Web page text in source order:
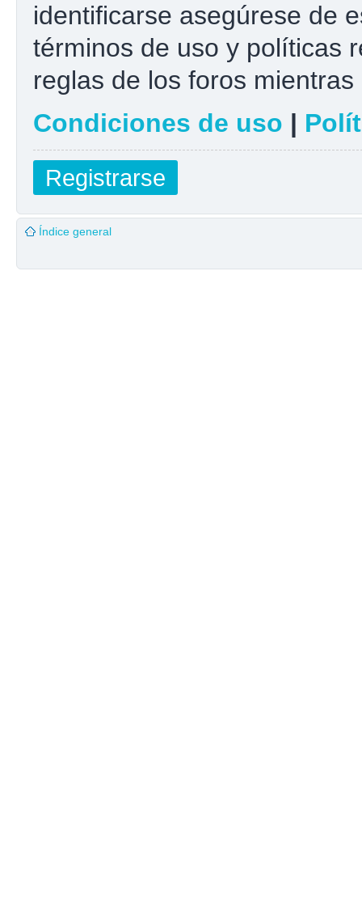
identificarse asegúrese de
términos de uso y políticas
reglas de los foros
Condiciones de uso |
Registrarse
Índice general